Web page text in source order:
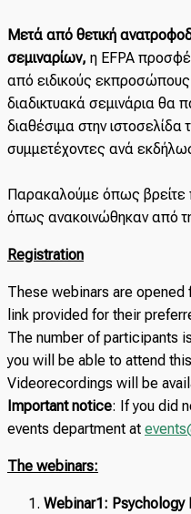
Μετά από θετική
σεμιναρίων, η EFPA
από ειδικούς εκπροσώπους
διαδικτυακά σεμινάρια θα
διαθέσιμα στην
συμμετέχοντες ανά
Παρακαλούμε όπως βρείτε
όπως ανακοινώθηκαν από
Registration
These webinars are
link provided for their
The number of participants
you will be able to attend
Videorecordings will be
Important notice: If you did
events department at
The webinars:
Webinar1: Psychology